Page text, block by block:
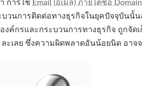
การใช้ Email (อีเมล์) ภายใต้ชื่อ Domain
วนการติดต่อทางธุรกิจในยุคปัจจุบันนั้
ค์กรและกระบวนการทางธุรกิจ ถูกจัดเ
ละเลย ซึ่งความผิดพลาดอันน้อยนิด อาจ